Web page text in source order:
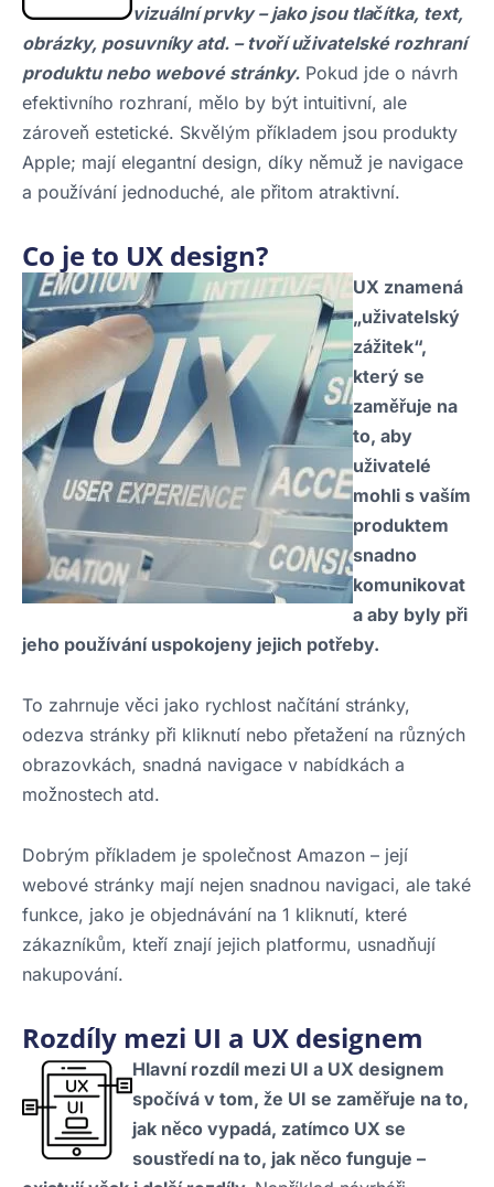
vizuální prvky – jako jsou tlačítka, text,
obrázky, posuvníky atd. – tvoří uživatelské rozhraní
produktu nebo webové stránky. Pokud jde o návrh
efektivního rozhraní, mělo by být intuitivní, ale
zároveň estetické. Skvělým příkladem jsou produkty
Apple; mají elegantní design, díky němuž je navigace
a používání jednoduché, ale přitom atraktivní.
Co je to UX design?
UX znamená
„uživatelský
zážitek“,
který se
zaměřuje na
to, aby
uživatelé
mohli s vaším
produktem
snadno
komunikovat
a aby byly při
jeho používání uspokojeny jejich potřeby.
To zahrnuje věci jako rychlost načítání stránky,
odezva stránky při kliknutí nebo přetažení na různých
obrazovkách, snadná navigace v nabídkách a
možnostech atd.
Dobrým příkladem je společnost Amazon – její
webové stránky mají nejen snadnou navigaci, ale také
funkce, jako je objednávání na 1 kliknutí, které
zákazníkům, kteří znají jejich platformu, usnadňují
nakupování.
Rozdíly mezi UI a UX designem
Hlavní rozdíl mezi UI a UX designem
spočívá v tom, že UI se zaměřuje na to,
jak něco vypadá, zatímco UX se
soustředí na to, jak něco funguje –